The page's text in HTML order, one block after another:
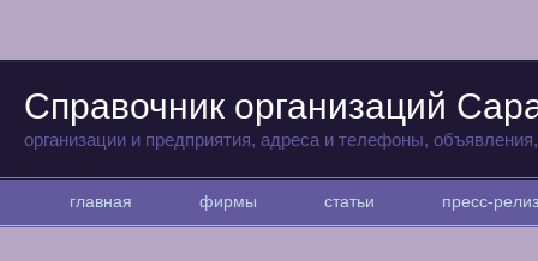
Справочник организаций
организации и предприятия, адреса и телефоны,
главная фирмы статьи пресс-